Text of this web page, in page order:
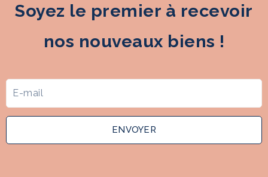
Soyez le premier à recevoir
nos nouveaux biens !
ENVOYER